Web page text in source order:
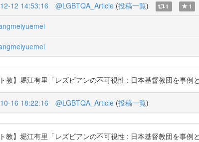
12 14:53:16 @LGBTQA_Article (投稿一覧) 1 1
ト教】堀江有里「レズビアンの不可視性 : 日本基督教団を事
16 18:22:16 @LGBTQA_Article (投稿一覧)
ト教】堀江有里「レズビアンの不可視性 : 日本基督教団を事